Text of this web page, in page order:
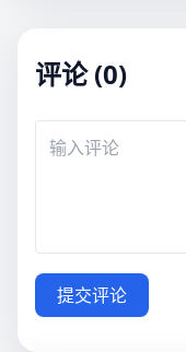
评论 (0)
提交评论